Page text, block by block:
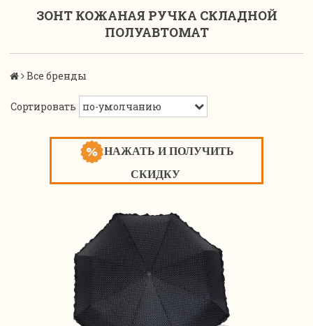
ЗОНТ КОЖАНАЯ РУЧКА СКЛАДНОЙ
ПОЛУАВТОМАТ
Все бренды
Сортировать
НАЖАТЬ И ПОЛУЧИТЬ
СКИДКУ